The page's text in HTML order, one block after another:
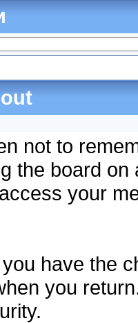
not to
the board on
your
have the
you